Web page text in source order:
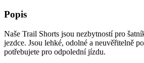
Popis
Naše Trail Shorts jsou nezbytností pro
jezdce. Jsou lehké, odolné a neuvěřitelně
potřebujete pro odpolední jízdu.